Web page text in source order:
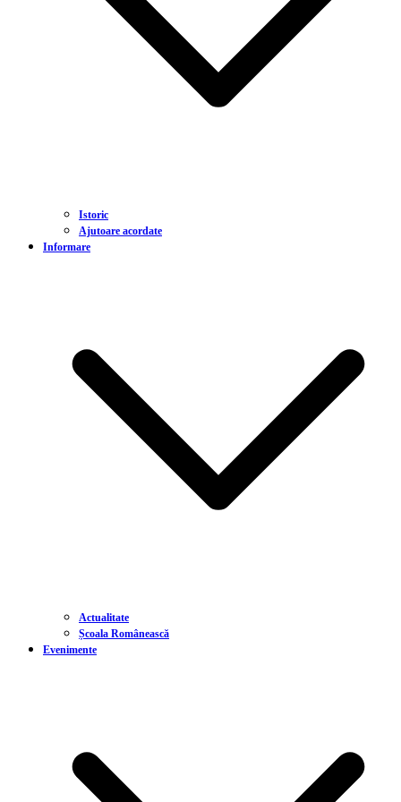
Istoric
Ajutoare acordate
Informare
Actualitate
Școala Românească
Evenimente